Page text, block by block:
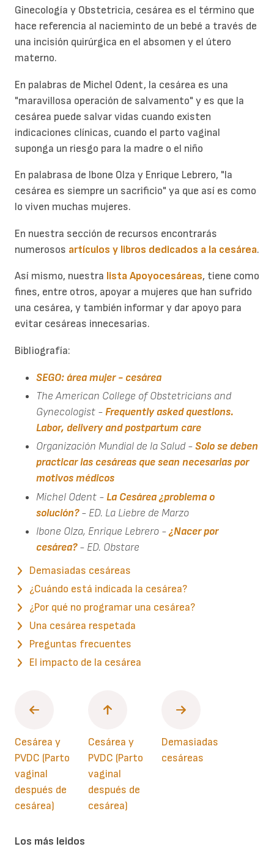
Ginecología y Obstetricia, cesárea es el término que
hace referencia al nacieminto de un bebé a través de
una incisión quirúrgica en el absomen y el útero
materno.
En palabras de Michel Odent, la cesárea es una
"maravillosa operación de salvamento" y es que la
cesárea puede salvar vidas cuando existen
indicaciones clínicas, cuando el parto vaginal
suponga un riesgo para la madre o el niño
En palabrasa de Ibone Olza y Enrique Lebrero, "la
cesárea es siempre un sacrificio" ya que así es como
lo viven muchas mujeres.
En nuestra sección de recursos encontrarás
numerosos artículos y libros dedicados a la cesárea.
Así mismo, nuestra lista Apoyocesáreas, tiene como
fines, entre otros, apoyar a mujeres que han sufrido
una cesárea, y también informar y dar apoyo para
evitar cesáreas innecesarias.
Bibliografía:
SEGO: área mujer - cesárea
The American College of Obstetricians and
Gynecologist -Frequently asked questions.
Labor, delivery and postpartum care
Organización Mundial de la Salud - ​Solo se deben
practicar las cesáreas que sean necesarias por
motivos médicos
Michel Odent -La Cesárea ¿problema o
solución?- ED. La Liebre de Marzo
Ibone Olza, Enrique Lebrero -¿Nacer por
cesárea?- ED. Obstare
Demasiadas cesáreas
¿Cuándo está indicada la cesárea?
¿Por qué no programar una cesárea?
Una cesárea respetada
Preguntas frecuentes
El impacto de la cesárea
Cesárea y
PVDC (Parto
vaginal
después de
cesárea)
Cesárea y
PVDC (Parto
vaginal
después de
cesárea)
Demasiadas
cesáreas
Los más leidos